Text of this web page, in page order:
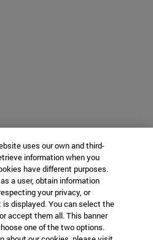
uses our own and third-
information when you
have different purposes.
a user, obtain information
your privacy, or
displayed. You can select the
accept them all. This banner
one of the two options.